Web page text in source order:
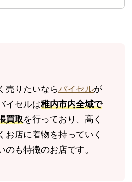
売りたいならバイセルが
イセルは稚内市内全域で
買取を行っており、高く
お店に着物を持っていく
のも特徴のお店です。